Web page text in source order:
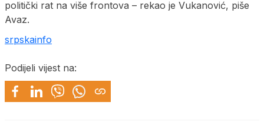
politički rat na više frontova – rekao je Vukanović, piše
Avaz.
srpskainfo
Podijeli vijest na: